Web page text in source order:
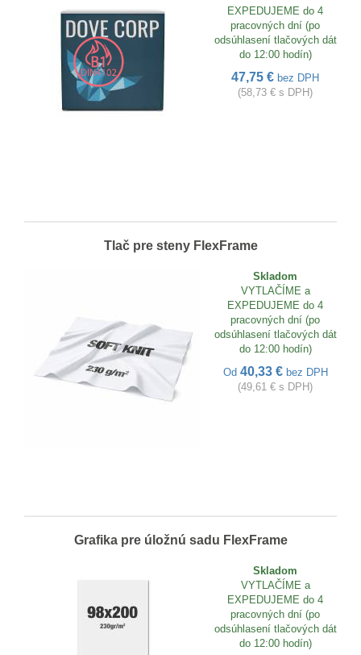
EXPEDUJEME do 4
pracovných dní (po
odsúhlasení tlačových dát
do 12:00 hodín)
47,75 € bez DPH
(58,73 € s DPH)
Tlač pre steny FlexFrame
Skladom
VYTLAČÍME a
EXPEDUJEME do 4
pracovných dní (po
odsúhlasení tlačových dát
do 12:00 hodín)
Od 40,33 € bez DPH
(49,61 € s DPH)
Grafika pre úložnú sadu FlexFrame
Skladom
VYTLAČÍME a
EXPEDUJEME do 4
pracovných dní (po
odsúhlasení tlačových dát
do 12:00 hodín)